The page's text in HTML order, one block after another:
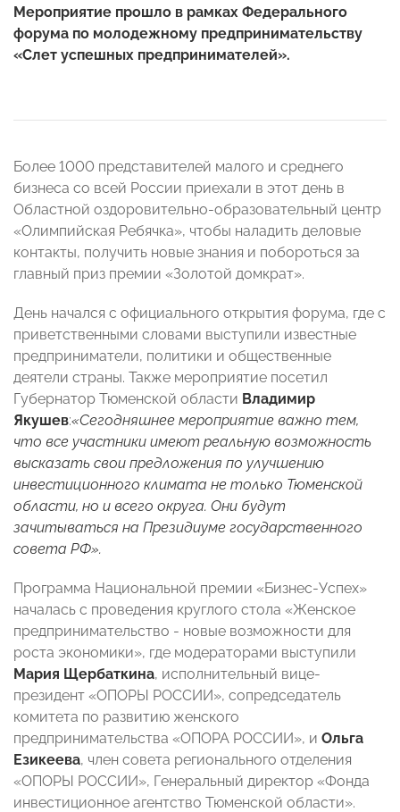
Мероприятие прошло в рамках Федерального
форума по молодежному предпринимательству
«Слет успешных предпринимателей».
Более 1000 представителей малого и среднего
бизнеса со всей России приехали в этот день в
Областной оздоровительно-образовательный центр
«Олимпийская Ребячка», чтобы наладить деловые
контакты, получить новые знания и побороться за
главный приз премии «Золотой домкрат».
День начался с официального открытия форума, где с
приветственными словами выступили известные
предприниматели, политики и общественные
деятели страны. Также мероприятие посетил
Губернатор Тюменской области Владимир
Якушев:«Сегодняшнее мероприятие важно тем,
что все участники имеют реальную возможность
высказать свои предложения по улучшению
инвестиционного климата не только Тюменской
области, но и всего округа. Они будут
зачитываться на Президиуме государственного
совета РФ».
Программа Национальной премии «Бизнес-Успех»
началась с проведения круглого стола «Женское
предпринимательство - новые возможности для
роста экономики», где модераторами выступили
Мария Щербаткина, исполнительный вице-
президент «ОПОРЫ РОССИИ», сопредседатель
комитета по развитию женского
предпринимательства «ОПОРА РОССИИ», и Ольга
Езикеева, член совета регионального отделения
«ОПОРЫ РОССИИ», Генеральный директор «Фонда
инвестиционное агентство Тюменской области».